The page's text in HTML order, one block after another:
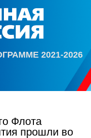
2021-2026
Флота
прошли во